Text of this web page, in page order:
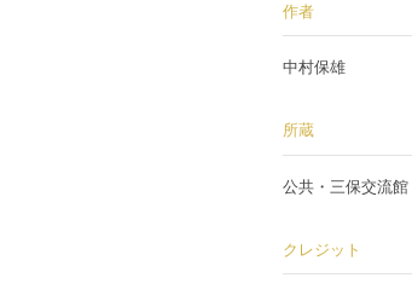
作者
中村保雄
所蔵
公共・三保交流館
クレジット